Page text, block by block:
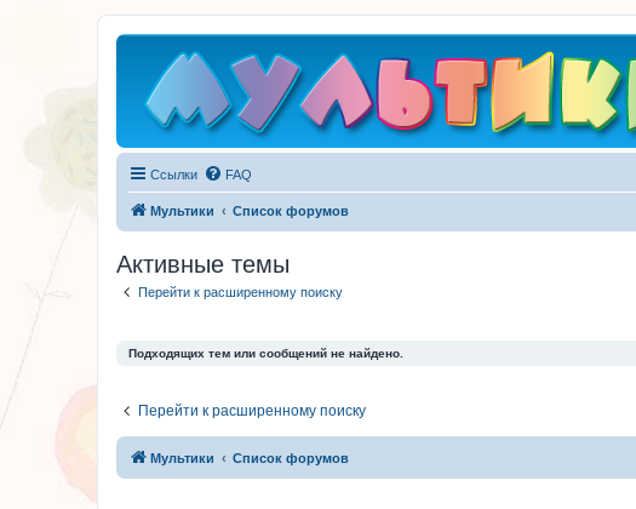
Ссылки FAQ
Мультики Список форумов
Активные темы
Перейти к расширенному поиску
Подходящих тем или сообщений не найдено.
Перейти к расширенному поиску
Мультики Список форумов